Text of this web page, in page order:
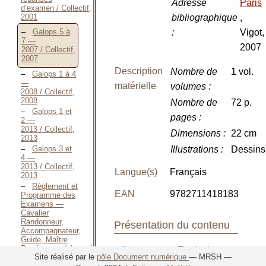
d’examen / Collectif,
2001
Galops 5 à
7 —
2007 / Collectif,
2007
Galops 1 à 4
—
2008 / Collectif,
2008
Galops 1 et
2 —
2013 / Collectif,
2013
Galops 3 et
4 —
2013 / Collectif,
2013
Règlement et
Programme des
Examens —
Cavalier
Randonneur,
Accompagnateur,
Guide, Maître
Randonneur / Association
nationale de
Adresse
bibliographique
:
Paris
,
Vigot,
2007
Description
matérielle
Nombre de
volumes:
1 vol.
Nombre de
pages:
72 p.
Dimensions:
22 cm
Illustrations: Dessins
Langue(s) Français
EAN 9782711418183
Présentation du contenu
Classement
: Equitation
Site réalisé par le pôle Document numérique — MRSH —